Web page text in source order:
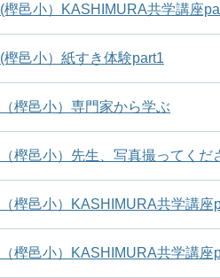
(樫邑小）KASHIMURA共学講座
(樫邑小）紙すき体験part1
（樫邑小）専門家から学ぶ
（樫邑小）先生、写真撮ってくだ
（樫邑小）KASHIMURA共学講座
（樫邑小）KASHIMURA共学講座